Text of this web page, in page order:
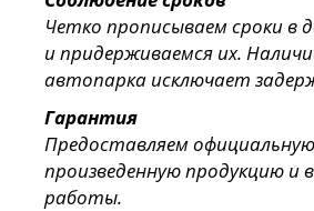
Четко прописываем сроки в
и придерживаемся их.
автопарка исключает
Гарантия
Предоставляем
произведенную продукцию и
работы.